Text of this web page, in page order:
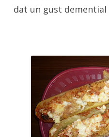
dat un gust demential